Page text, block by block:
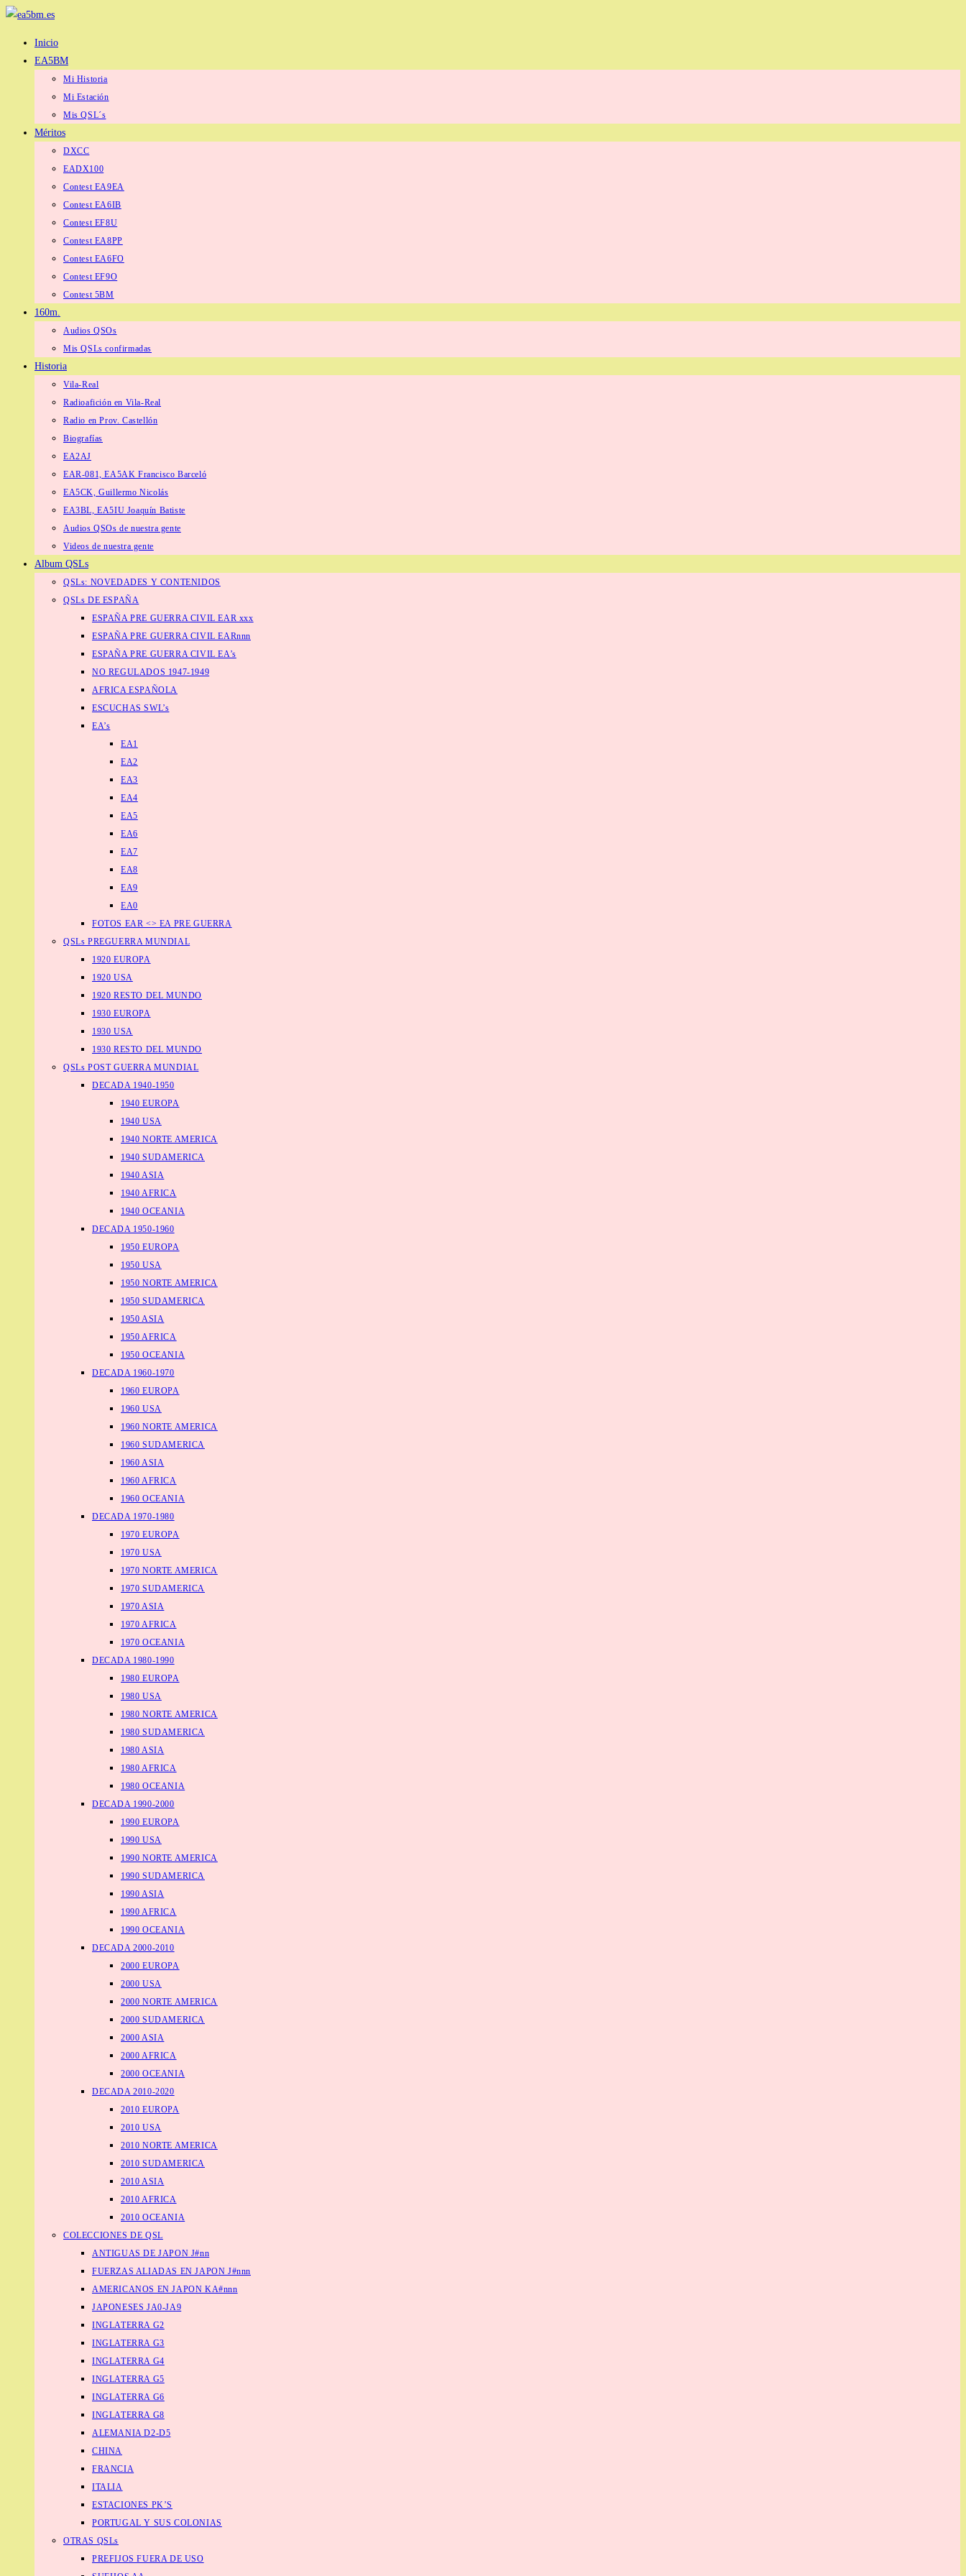
Ir
contenido
Inicio
EA5BM
Mi Historia
Mi Estación
Mis QSL´s
Méritos
DXCC
EADX100
Contest EA9EA
Contest EA6IB
Contest EF8U
Contest EA8PP
Contest EA6FO
Contest EF9O
Contest 5BM
160m.
Audios QSOs
Mis QSLs confirmadas
Historia
Vila-Real
Radioafición en Vila-Real
Radio en Prov. Castellón
Biografías
EA2AJ
EAR-081, EA5AK Francisco Barceló
EA5CK, Guillermo Nicolás
EA3BL, EA5IU Joaquín Batiste
Audios QSOs de nuestra gente
Videos de nuestra gente
Album QSLs
QSLs: NOVEDADES Y CONTENIDOS
QSLs DE ESPAÑA
ESPAÑA PRE GUERRA CIVIL EAR xxx
ESPAÑA PRE GUERRA CIVIL EARnnn
ESPAÑA PRE GUERRA CIVIL EA’s
NO REGULADOS 1947-1949
AFRICA ESPAÑOLA
ESCUCHAS SWL’s
EA’s
EA1
EA2
EA3
EA4
EA5
EA6
EA7
EA8
EA9
EA0
FOTOS EAR <> EA PRE GUERRA
QSLs PREGUERRA MUNDIAL
1920 EUROPA
1920 USA
1920 RESTO DEL MUNDO
1930 EUROPA
1930 USA
1930 RESTO DEL MUNDO
QSLs POST GUERRA MUNDIAL
DECADA 1940-1950
1940 EUROPA
1940 USA
1940 NORTE AMERICA
1940 SUDAMERICA
1940 ASIA
1940 AFRICA
1940 OCEANIA
DECADA 1950-1960
1950 EUROPA
1950 USA
1950 NORTE AMERICA
1950 SUDAMERICA
1950 ASIA
1950 AFRICA
1950 OCEANIA
DECADA 1960-1970
1960 EUROPA
1960 USA
1960 NORTE AMERICA
1960 SUDAMERICA
1960 ASIA
1960 AFRICA
1960 OCEANIA
DECADA 1970-1980
1970 EUROPA
1970 USA
1970 NORTE AMERICA
1970 SUDAMERICA
1970 ASIA
1970 AFRICA
1970 OCEANIA
DECADA 1980-1990
1980 EUROPA
1980 USA
1980 NORTE AMERICA
1980 SUDAMERICA
1980 ASIA
1980 AFRICA
1980 OCEANIA
DECADA 1990-2000
1990 EUROPA
1990 USA
1990 NORTE AMERICA
1990 SUDAMERICA
1990 ASIA
1990 AFRICA
1990 OCEANIA
DECADA 2000-2010
2000 EUROPA
2000 USA
2000 NORTE AMERICA
2000 SUDAMERICA
2000 ASIA
2000 AFRICA
2000 OCEANIA
DECADA 2010-2020
2010 EUROPA
2010 USA
2010 NORTE AMERICA
2010 SUDAMERICA
2010 ASIA
2010 AFRICA
2010 OCEANIA
COLECCIONES DE QSL
ANTIGUAS DE JAPON J#nn
FUERZAS ALIADAS EN JAPON J#nnn
AMERICANOS EN JAPON KA#nnn
JAPONESES JA0-JA9
INGLATERRA G2
INGLATERRA G3
INGLATERRA G4
INGLATERRA G5
INGLATERRA G6
INGLATERRA G8
ALEMANIA D2-D5
CHINA
FRANCIA
ITALIA
ESTACIONES PK’S
PORTUGAL Y SUS COLONIAS
OTRAS QSLs
PREFIJOS FUERA DE USO